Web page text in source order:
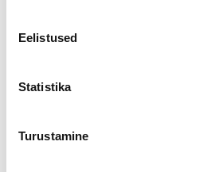
Eelistused
Statistika
Turustamine
4.5. Jyväskylä
5.5. Kuopio
6.5. MikkeliTarkempi ohjelma tästä